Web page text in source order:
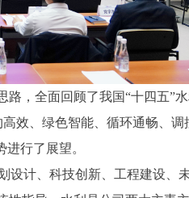
，全面回顾了我国“十四五”
效、绿色智能、循环通畅、
行了展望。
计、科技创新、工程建设、